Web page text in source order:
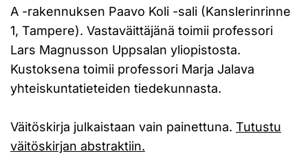
A -rakennuksen Paavo Koli -sali (Kanslerinrinne
1, Tampere). Vastaväittäjänä toimii professori
Lars Magnusson Uppsalan yliopistosta.
Kustoksena toimii professori Marja Jalava
yhteiskuntatieteiden tiedekunnasta.
Väitöskirja julkaistaan vain painettuna. Tutustu
väitöskirjan abstraktiin.